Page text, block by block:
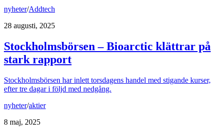
nyheter/Addtech
28 augusti, 2025
Stockholmsbörsen – Bioarctic klättrar på
stark rapport
Stockholmsbörsen har inlett torsdagens handel med stigande kurser,
efter tre dagar i följd med nedgång.
nyheter/aktier
8 maj, 2025